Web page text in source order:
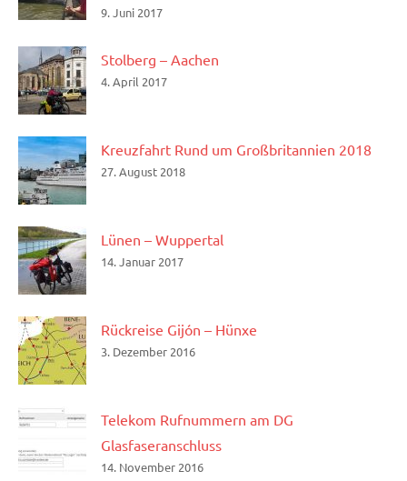
9. Juni 2017
Stolberg – Aachen
4. April 2017
Kreuzfahrt Rund um Großbritannien 2018
27. August 2018
Lünen – Wuppertal
14. Januar 2017
Rückreise Gijón – Hünxe
3. Dezember 2016
Telekom Rufnummern am DG
Glasfaseranschluss
14. November 2016